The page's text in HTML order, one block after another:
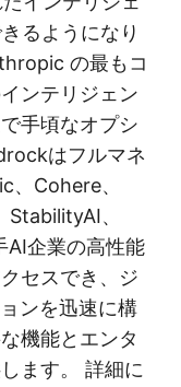
るようになり
の最もコ
ンテリジェン
手頃なオプシ
はフルマネ
、Cohere、
、
AI企業の高性能
セスでき、ジ
ンを迅速に構
機能とエンタ
ます。 詳細に